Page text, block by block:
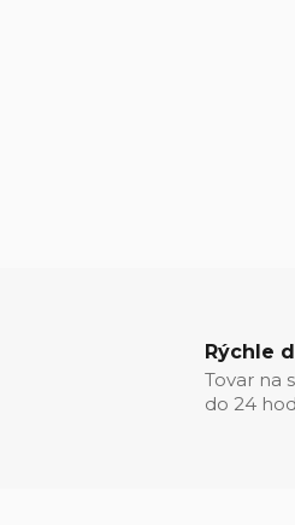
Rýchle
Tovar na
do 24